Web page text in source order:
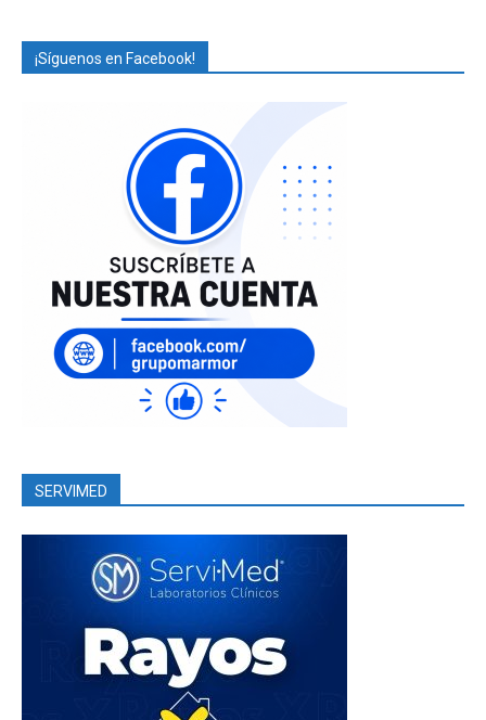
¡Síguenos en Facebook!
SERVIMED